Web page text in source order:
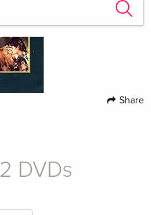
Share
DVDs